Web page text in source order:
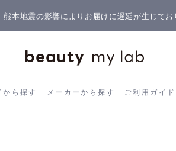
熊本地震の影響によりお届けに遅延が生じてお
から探す メーカーから探す ご利用ガイド
ドから探す メーカーから探す ご利用ガ